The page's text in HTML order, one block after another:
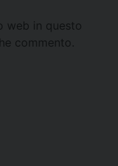
web in questo
commento.